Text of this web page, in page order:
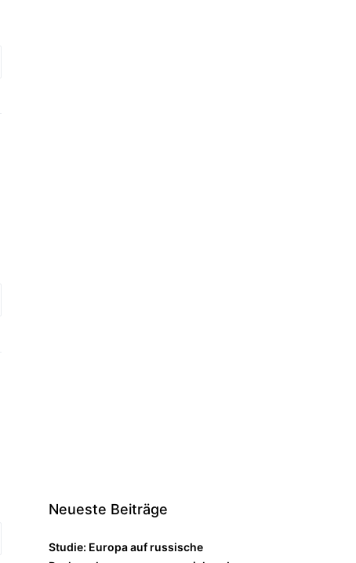
Neueste Beiträge
Studie: Europa auf russische